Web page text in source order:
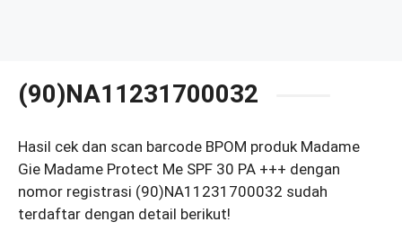
(90)NA11231700032
Hasil cek dan scan barcode BPOM produk Madame
Gie Madame Protect Me SPF 30 PA +++ dengan
nomor registrasi (90)NA11231700032 sudah
terdaftar dengan detail berikut!